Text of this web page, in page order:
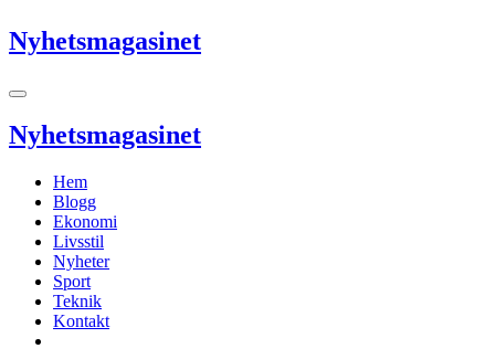
Nyhetsmagasinet
Nyhetsmagasinet
Hem
Blogg
Ekonomi
Livsstil
Nyheter
Sport
Teknik
Kontakt